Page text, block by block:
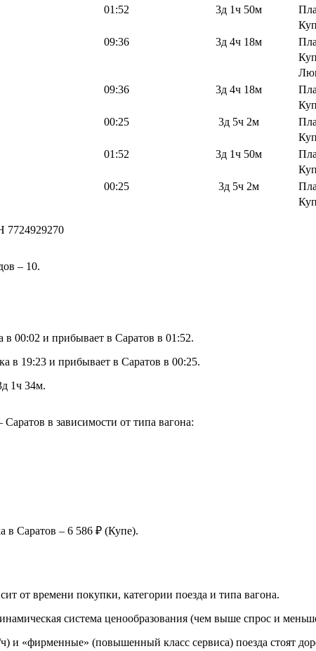
01:52 3д 1ч 50м
09:36 3д 4ч 18м
09:36 3д 4ч 18м
00:25 3д 5ч 2м
01:52 3д 1ч 50м
00:25 3д 5ч 2м
7724929270
– 10.
00:02 и прибывает в Саратов в 01:52.
в 19:23 и прибывает в Саратов в 00:25.
1ч 34м.
в зависимости от типа вагона:
в Саратов – 6 586 ₽ (Купе).
от времени покупки, категории поезда и типа вагона.
система ценообразования (чем выше спрос и
и «фирменные» (повышенный класс сервиса) поезда стоят